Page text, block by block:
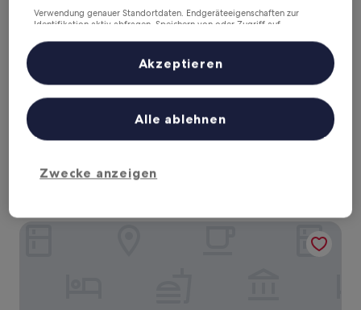
MOXY Rust
MOXY Rust
3.5-
Unterkunft
9.0
10,
Wunderbar,
9.0/10 Wunderbar (1’000 Bewertungen)
Verwendung genauer Standortdaten. Endgeräteeigenschaften zur
Identifikation aktiv abfragen. Speichern von oder Zugriff auf
Inhalte, Messung von Werbeleistung und der Performance von Inhalten,
Zielgruppenforschung sowie Entwicklung und Verbesserung von
Liste der Partner (Lieferanten)
Zwecke anzeigen
Alle ablehnen
Akzeptieren